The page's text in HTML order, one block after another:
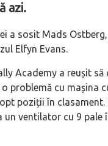
azi.
a sosit Mads
Elfyn Evans.
Academy a reușit
problemă cu mașina
poziții în
ventilator cu 9 pale